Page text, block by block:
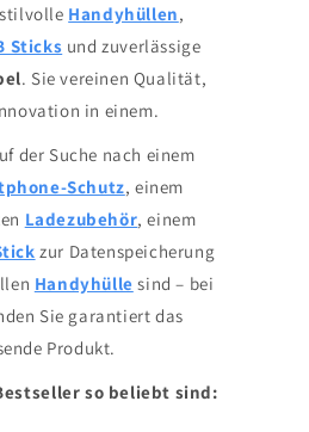
Handyhüllen,
Sticks und zuverlässige
. Sie vereinen Qualität,
in einem.
der Suche nach einem
Schutz, einem
Ladezubehör, einem
zur Datenspeicherung
Handyhülle sind – bei
Sie garantiert das
Produkt.
so beliebt sind: